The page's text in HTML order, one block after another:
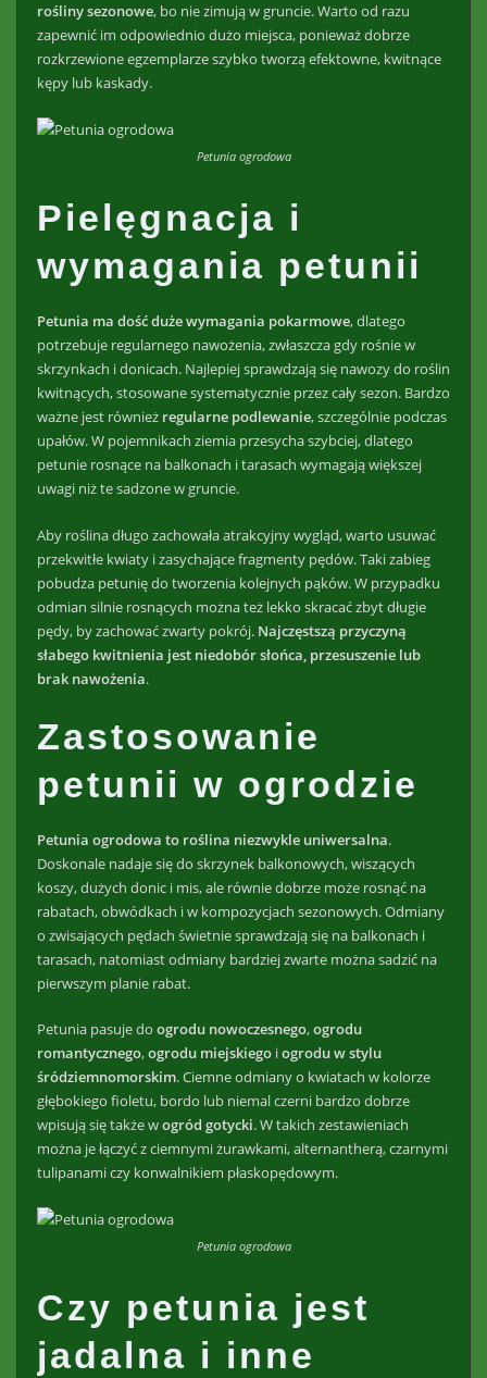
rośliny sezonowe, bo nie zimują w gruncie. Warto od razu
zapewnić im odpowiednio dużo miejsca, ponieważ dobrze
rozkrzewione egzemplarze szybko tworzą efektowne, kwitnące
kępy lub kaskady.
Petunia ogrodowa
Pielęgnacja i
wymagania petunii
Petunia ma dość duże wymagania pokarmowe, dlatego
potrzebuje regularnego nawożenia, zwłaszcza gdy rośnie w
skrzynkach i donicach. Najlepiej sprawdzają się nawozy do roślin
kwitnących, stosowane systematycznie przez cały sezon. Bardzo
ważne jest również regularne podlewanie, szczególnie podczas
upałów. W pojemnikach ziemia przesycha szybciej, dlatego
petunie rosnące na balkonach i tarasach wymagają większej
uwagi niż te sadzone w gruncie.
Aby roślina długo zachowała atrakcyjny wygląd, warto usuwać
przekwitłe kwiaty i zasychające fragmenty pędów. Taki zabieg
pobudza petunię do tworzenia kolejnych pąków. W przypadku
odmian silnie rosnących można też lekko skracać zbyt długie
pędy, by zachować zwarty pokrój. Najczęstszą przyczyną
słabego kwitnienia jest niedobór słońca, przesuszenie lub
brak nawożenia.
Zastosowanie
petunii w ogrodzie
Petunia ogrodowa to roślina niezwykle uniwersalna.
Doskonale nadaje się do skrzynek balkonowych, wiszących
koszy, dużych donic i mis, ale równie dobrze może rosnąć na
rabatach, obwódkach i w kompozycjach sezonowych. Odmiany
o zwisających pędach świetnie sprawdzają się na balkonach i
tarasach, natomiast odmiany bardziej zwarte można sadzić na
pierwszym planie rabat.
Petunia pasuje do ogrodu nowoczesnego,ogrodu
romantycznego,ogrodu miejskiegoiogrodu w stylu
śródziemnomorskim. Ciemne odmiany o kwiatach w kolorze
głębokiego fioletu, bordo lub niemal czerni bardzo dobrze
wpisują się także wogród gotycki. W takich zestawieniach
można je łączyć z ciemnymi żurawkami, alternantherą, czarnymi
tulipanami czy konwalnikiem płaskopędowym.
Petunia ogrodowa
Czy petunia jest
jadalna i inne